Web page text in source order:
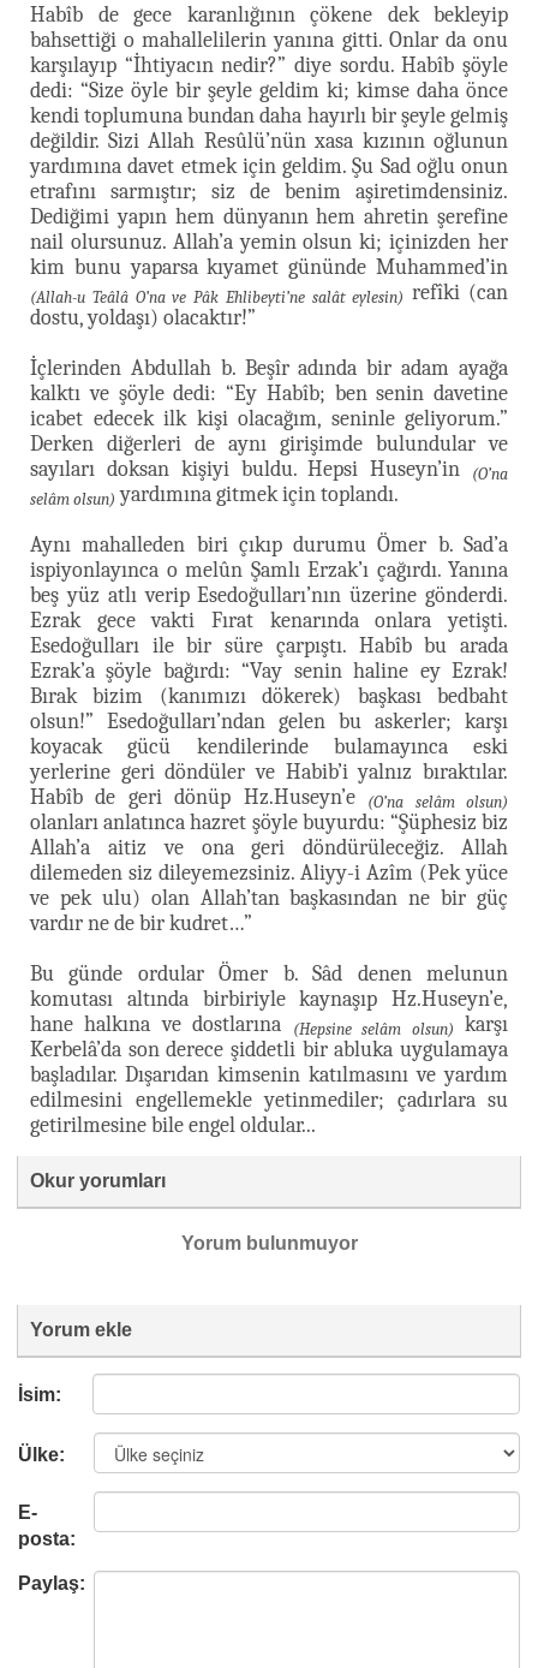
Habîb de gece karanlığının çökene dek bekleyip
bahsettiği o mahallelilerin yanına gitti. Onlar da onu
karşılayıp “İhtiyacın nedir?” diye sordu. Habîb şöyle
dedi: “Size öyle bir şeyle geldim ki; kimse daha önce
kendi toplumuna bundan daha hayırlı bir şeyle gelmiş
değildir. Sizi Allah Resûlü’nün xasa kızının oğlunun
yardımına davet etmek için geldim. Şu Sad oğlu onun
etrafını sarmıştır; siz de benim aşiretimdensiniz.
Dediğimi yapın hem dünyanın hem ahretin şerefine
nail olursunuz. Allah’a yemin olsun ki; içinizden her
kim bunu yaparsa kıyamet gününde Muhammed’in
(Allah-u Teâlâ O’na ve Pâk Ehlibeyti’ne salât eylesin) refîki (can
dostu, yoldaşı) olacaktır!”
İçlerinden Abdullah b. Beşîr adında bir adam ayağa
kalktı ve şöyle dedi: “Ey Habîb; ben senin davetine
icabet edecek ilk kişi olacağım, seninle geliyorum.”
Derken diğerleri de aynı girişimde bulundular ve
sayıları doksan kişiyi buldu. Hepsi Huseyn’in
(O’na
selâm olsun) yardımına gitmek için toplandı.
Aynı mahalleden biri çıkıp durumu Ömer b. Sad’a
ispiyonlayınca o melûn Şamlı Erzak’ı çağırdı. Yanına
beş yüz atlı verip Esedoğulları’nın üzerine gönderdi.
Ezrak gece vakti Fırat kenarında onlara yetişti.
Esedoğulları ile bir süre çarpıştı. Habîb bu arada
Ezrak’a şöyle bağırdı: “Vay senin haline ey Ezrak!
Bırak bizim (kanımızı dökerek) başkası bedbaht
olsun!” Esedoğulları’ndan gelen bu askerler; karşı
koyacak gücü kendilerinde bulamayınca eski
yerlerine geri döndüler ve Habib’i yalnız bıraktılar.
Habîb de geri dönüp Hz.Huseyn’e
(O’na selâm olsun)
olanları anlatınca hazret şöyle buyurdu: “Şüphesiz biz
Allah’a aitiz ve ona geri döndürüleceğiz. Allah
dilemeden siz dileyemezsiniz. Aliyy-i Azîm (Pek yüce
ve pek ulu) olan Allah’tan başkasından ne bir güç
vardır ne de bir kudret…”
Bu günde ordular Ömer b. Sâd denen melunun
komutası altında birbiriyle kaynaşıp Hz.Huseyn’e,
hane halkına ve dostlarına
(Hepsine selâm olsun)
karşı
Kerbelâ’da son derece şiddetli bir abluka uygulamaya
başladılar. Dışarıdan kimsenin katılmasını ve yardım
edilmesini engellemekle yetinmediler; çadırlara su
getirilmesine bile engel oldular...
Okur yorumları
Yorum bulunmuyor
Yorum ekle
İsim:
Ülke:
E-
posta:
Paylaş: